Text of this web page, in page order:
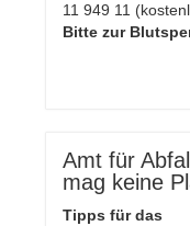
11 949 11
Bitte zur
Amt für
mag keine
Tipps für das